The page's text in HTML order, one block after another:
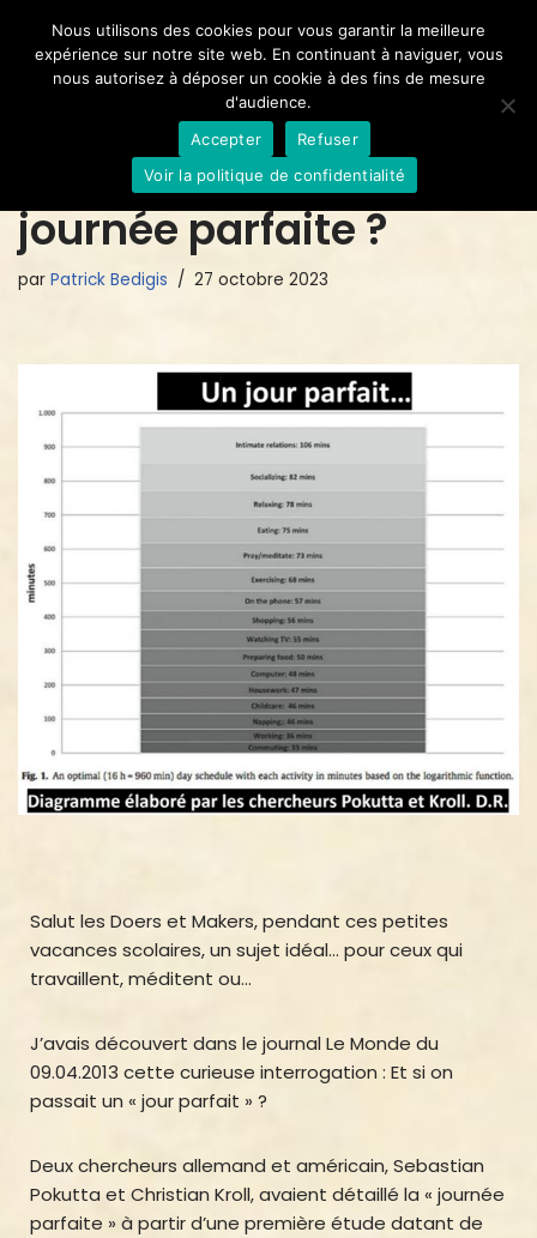
Aller
A quoi ressemble une
journée parfaite ?
par Patrick Bedigis 27 octobre 2023
Salut les Doers et Makers, pendant ces petites
vacances scolaires, un sujet idéal… pour ceux qui
travaillent, méditent ou…
J’avais découvert dans le journal Le Monde du
09.04.2013 cette curieuse interrogation : Et si on
passait un « jour parfait » ?
Deux chercheurs allemand et américain, Sebastian
Pokutta et Christian Kroll, avaient détaillé la « journée
parfaite » à partir d’une première étude datant de
Nous utilisons des cookies pour vous garantir la meilleure
expérience sur notre site web. En continuant à naviguer, vous
nous autorisez à déposer un cookie à des fins de mesure
d'audience.
Accepter
Refuser
Voir la politique de confidentialité